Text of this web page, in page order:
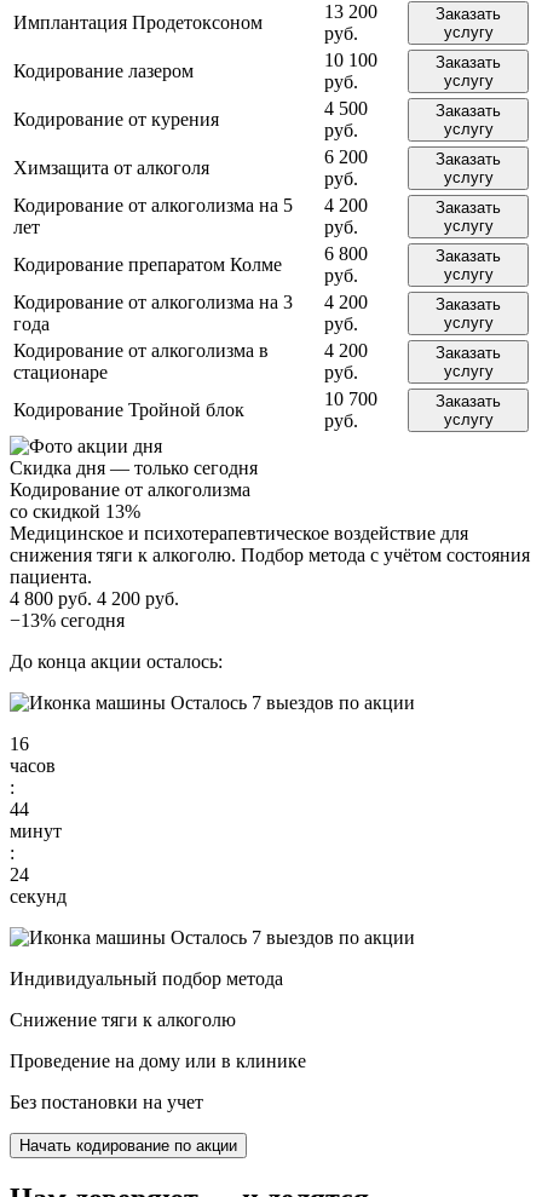
Имплантация Продетоксоном
13 200
руб.
Заказать
услугу
Кодирование лазером
10 100
руб.
Заказать
услугу
Кодирование от курения
4 500
руб.
Заказать
услугу
Химзащита от алкоголя
6 200
руб.
Заказать
услугу
Кодирование от алкоголизма на 5
лет
4 200
руб.
Заказать
услугу
Кодирование препаратом Колме
6 800
руб.
Заказать
услугу
Кодирование от алкоголизма на 3
года
4 200
руб.
Заказать
услугу
Кодирование от алкоголизма в
стационаре
4 200
руб.
Заказать
услугу
Кодирование Тройной блок
10 700
руб.
Заказать
услугу
Скидка дня — только сегодня
Кодирование от алкоголизма
со скидкой 13%
Медицинское и психотерапевтическое воздействие для
снижения тяги к алкоголю. Подбор метода с учётом состояния
пациента.
4 800 руб. 4 200 руб.
−13% сегодня
До конца акции осталось:
Осталось 7 выездов по акции
16
часов
:
44
минут
:
23
секунд
Осталось 7 выездов по акции
Индивидуальный подбор метода
Снижение тяги к алкоголю
Проведение на дому или в клинике
Без постановки на учет
Начать кодирование по акции